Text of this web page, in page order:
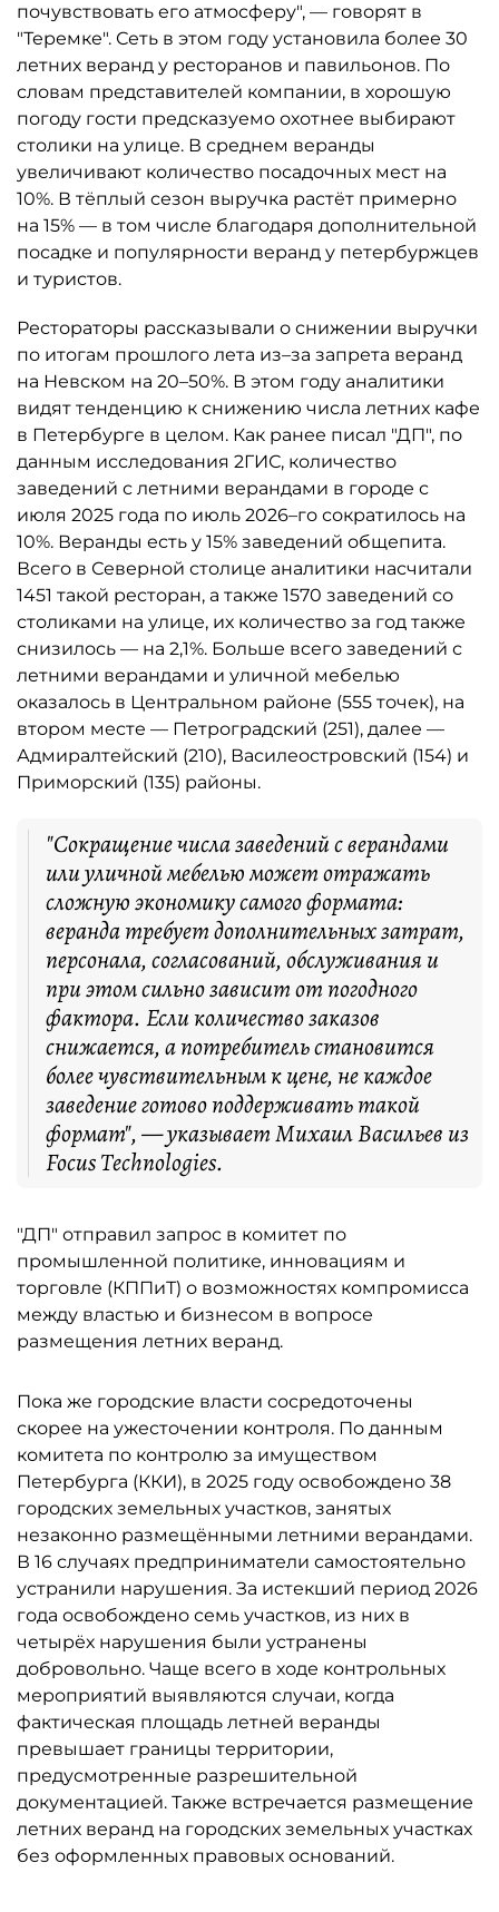
почувствовать его атмосферу", — говорят в
"Теремке". Сеть в этом году установила более 30
летних веранд у ресторанов и павильонов. По
словам представителей компании, в хорошую
погоду гости предсказуемо охотнее выбирают
столики на улице. В среднем веранды
увеличивают количество посадочных мест на
10%. В тёплый сезон выручка растёт примерно
на 15% — в том числе благодаря дополнительной
посадке и популярности веранд у петербуржцев
и туристов.
Рестораторы рассказывали о снижении выручки
по итогам прошлого лета из–за запрета веранд
на Невском на 20–50%. В этом году аналитики
видят тенденцию к снижению числа летних кафе
в Петербурге в целом. Как ранее писал "ДП", по
данным исследования 2ГИС, количество
заведений с летними верандами в городе с
июля 2025 года по июль 2026–го сократилось на
10%. Веранды есть у 15% заведений общепита.
Всего в Северной столице аналитики насчитали
1451 такой ресторан, а также 1570 заведений со
столиками на улице, их количество за год также
снизилось — на 2,1%. Больше всего заведений с
летними верандами и уличной мебелью
оказалось в Центральном районе (555 точек), на
втором месте — Петроградский (251), далее —
Адмиралтейский (210), Василеостровский (154) и
Приморский (135) районы.
"Сокращение числа заведений с верандами
или уличной мебелью может отражать
сложную экономику самого формата:
веранда требует дополнительных затрат,
персонала, согласований, обслуживания и
при этом сильно зависит от погодного
фактора. Если количество заказов
снижается, а потребитель становится
более чувствительным к цене, не каждое
заведение готово поддерживать такой
формат", — указывает Михаил Васильев из
Focus Technologies.
"ДП" отправил запрос в комитет по
промышленной политике, инновациям и
торговле (КППиТ) о возможностях компромисса
между властью и бизнесом в вопросе
размещения летних веранд.
Пока же городские власти сосредоточены
скорее на ужесточении контроля. По данным
комитета по контролю за имуществом
Петербурга (ККИ), в 2025 году освобождено 38
городских земельных участков, занятых
незаконно размещёнными летними верандами.
В 16 случаях предприниматели самостоятельно
устранили нарушения. За истекший период 2026
года освобождено семь участков, из них в
четырёх нарушения были устранены
добровольно. Чаще всего в ходе контрольных
мероприятий выявляются случаи, когда
фактическая площадь летней веранды
превышает границы территории,
предусмотренные разрешительной
документацией. Также встречается размещение
летних веранд на городских земельных участках
без оформленных правовых оснований.